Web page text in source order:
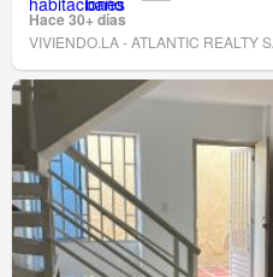
Hace 30+ días
VIVIENDO.LA - ATLANTIC REALTY